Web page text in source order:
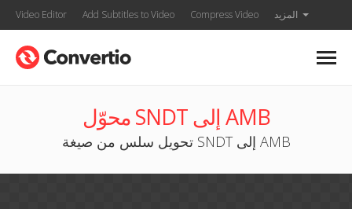
Video Editor Add Subtitles to Video Compress Video المزيد
محوّل SNDT إلى AMB
تحويل سلس من صيغة SNDT إلى AMB